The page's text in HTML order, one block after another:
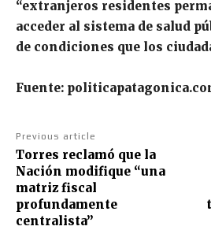
“extranjeros residentes
acceder al sistema de salud
de condiciones que los
Fuente:
Previous article
Torres reclamó que la
Nación modifique “una
matriz fiscal
profundamente
centralista”